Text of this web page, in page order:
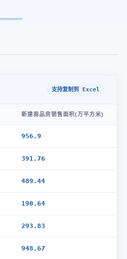
支持复制到 Excel
新建商品房销售面积(万平方米)
956.9
391.76
489.44
190.64
293.83
948.67